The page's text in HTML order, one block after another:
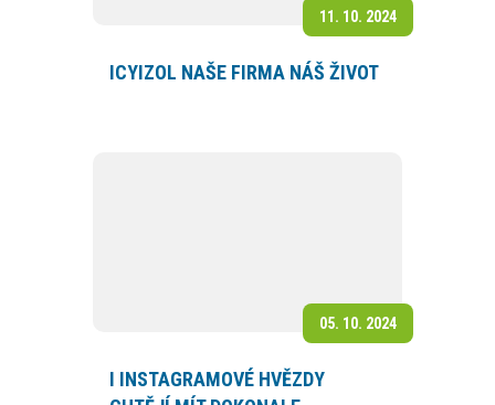
11. 10. 2024
ICYIZOL NAŠE FIRMA NÁŠ ŽIVOT
05. 10. 2024
I INSTAGRAMOVÉ HVĚZDY